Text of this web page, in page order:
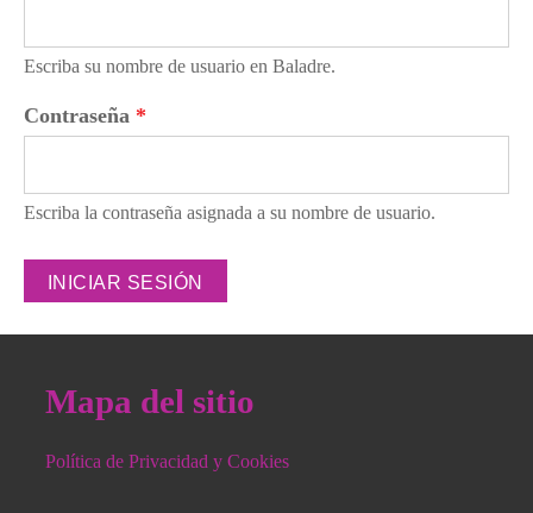
Escriba su nombre de usuario en Baladre.
Contraseña *
Escriba la contraseña asignada a su nombre de usuario.
Mapa del sitio
Política de Privacidad y Cookies